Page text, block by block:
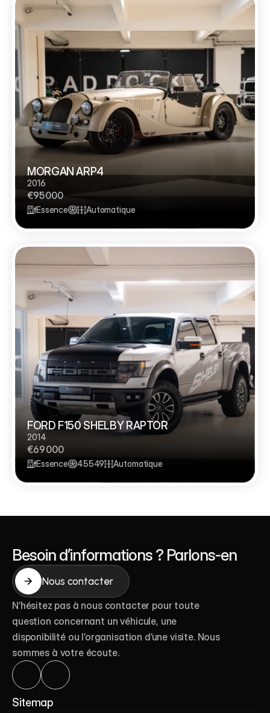
MORGAN ARP4
2016
€95 000
Essence Automatique
FORD F150 SHELBY RAPTOR
2014
€69 000
Essence 45549 Automatique
Besoin d’informations ? Parlons-en
Nous contacter
N’hésitez pas à nous contacter pour toute
question concernant un véhicule, une
disponibilité ou l’organisation d’une visite. Nous
sommes à votre écoute.
Sitemap
Véhicules